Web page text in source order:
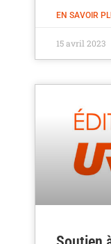
EN SAVOIR
15 avril 2023